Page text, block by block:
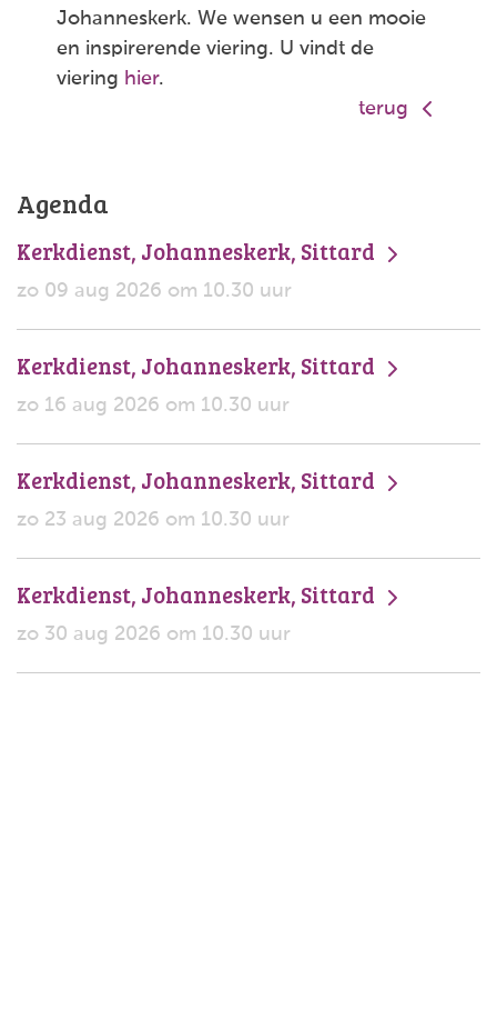
Johanneskerk. We wensen u een mooie
en inspirerende viering. U vindt de
viering hier.
terug
Agenda
Kerkdienst, Johanneskerk, Sittard
zo 09 aug 2026 om 10.30 uur
Kerkdienst, Johanneskerk, Sittard
zo 16 aug 2026 om 10.30 uur
Kerkdienst, Johanneskerk, Sittard
zo 23 aug 2026 om 10.30 uur
Kerkdienst, Johanneskerk, Sittard
zo 30 aug 2026 om 10.30 uur